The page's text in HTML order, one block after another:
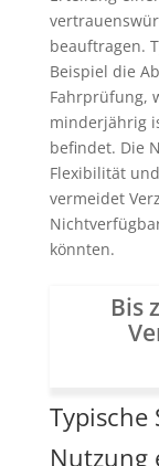
beauftragen.
Beispiel die
Fahrprüfung,
minderjährig
befindet. Die
Flexibilität
vermeidet
könnten.
Bis
Typische
Nutzung